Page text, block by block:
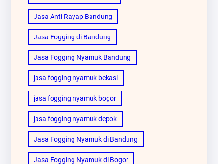
Jasa Anti Rayap Bandung
Jasa Fogging di Bandung
Jasa Fogging Nyamuk Bandung
jasa fogging nyamuk bekasi
jasa fogging nyamuk bogor
jasa fogging nyamuk depok
Jasa Fogging Nyamuk di Bandung
Jasa Fogging Nyamuk di Bogor